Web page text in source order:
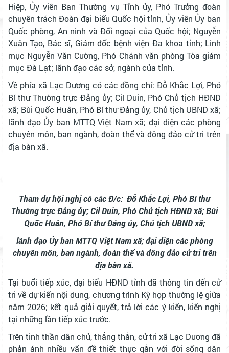
Hiệp, Ủy viên Ban Thường vụ Tỉnh ủy, Phó Trưởng đoàn
chuyên trách Đoàn đại biểu Quốc hội tỉnh, Ủy viên Ủy ban
Quốc phòng, An ninh và Đối ngoại của Quốc hội; Nguyễn
Xuân Tạo, Bác sĩ, Giám đốc bệnh viện Đa khoa tỉnh; Linh
mục Nguyễn Văn Cường, Phó Chánh văn phòng Tòa giám
mục Đà Lạt; lãnh đạo các sở, ngành của tỉnh.
Về phía xã Lạc Dương có các đồng chí: Đỗ Khắc Lợi, Phó
Bí thư Thường trực Đảng ủy; Cil Duin, Phó Chủ tịch HĐND
xã; Bùi Quốc Huân, Phó Bí thư Đảng ủy, Chủ tịch UBND xã;
lãnh đạo Ủy ban MTTQ Việt Nam xã; đại diện các phòng
chuyên môn, ban ngành, đoàn thể và đông đảo cử tri trên
địa bàn xã.
Tham dự hội nghị có các Đ/c: Đỗ Khắc Lợi, Phó Bí thư
Thường trực Đảng ủy; Cil Duin, Phó Chủ tịch HĐND xã; Bùi
Quốc Huân, Phó Bí thư Đảng ủy, Chủ tịch UBND xã;
lãnh đạo Ủy ban MTTQ Việt Nam xã; đại diện các phòng
chuyên môn, ban ngành, đoàn thể và đông đảo cử tri trên
địa bàn xã.
Tại buổi tiếp xúc, đại biểu HĐND tỉnh đã thông tin đến cử
tri về dự kiến nội dung, chương trình Kỳ họp thường lệ giữa
năm 2026; kết quả giải quyết, trả lời các ý kiến, kiến nghị
tại những lần tiếp xúc trước.
Trên tinh thần dân chủ, thẳng thắn, cử tri xã Lạc Dương đã
phản ánh nhiều vấn đề thiết thực gắn với đời sống dân